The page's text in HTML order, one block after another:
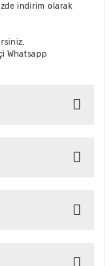
indirim olarak
Whatsapp